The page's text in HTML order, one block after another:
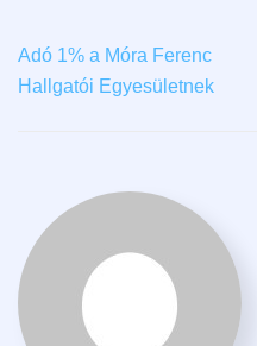
Adó 1% a Móra Ferenc
Hallgatói Egyesületnek